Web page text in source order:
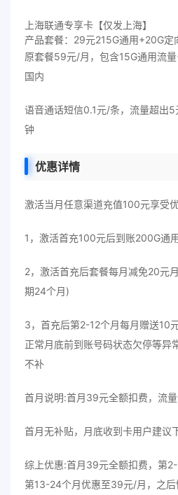
上海联通专享卡【仅发上海】
产品套餐：29元215G通用+20G定
原套餐59元/月，包含15G通用流
国内
语音通话短信0.1元/条，流量超出
钟
优惠详情
激活当月任意渠道充值100元享受
1，激活首充100元后到账200G通
2，激活首充后套餐每月减免20元
期24个月)
3，首充后第2-12个月每月赠送10
正常月底前到账号码状态欠停等异
不补
首月说明:首月39元全额扣费，流
首月无补贴，月底收到卡用户建议
综上优惠:首月39元全额扣费，第2-
第13-24个月优惠至39元/月，之后